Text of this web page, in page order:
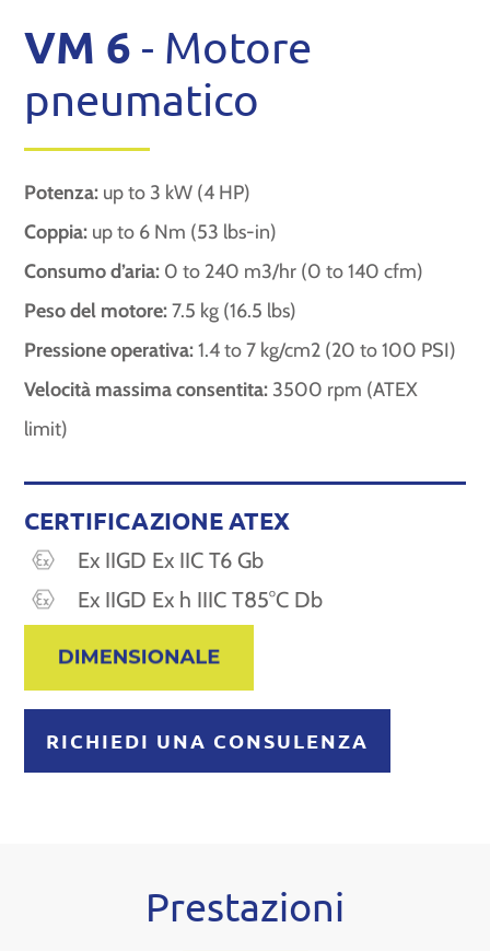
VM 6 - Motore
pneumatico
Potenza: up to 3 kW (4 HP)
Coppia: up to 6 Nm (53 lbs-in)
Consumo d’aria: 0 to 240 m3/hr (0 to 140 cfm)
Peso del motore:7.5 kg (16.5 lbs)
Pressione operativa:1.4 to 7 kg/cm2 (20 to 100 PSI)
Velocità massima consentita: 3500 rpm (ATEX
limit)
CERTIFICAZIONE ATEX
Ex IIGD Ex IIC T6 Gb
Ex IIGD Ex h IIIC T85°C Db
RICHIEDI UNA CONSULENZA
Prestazioni